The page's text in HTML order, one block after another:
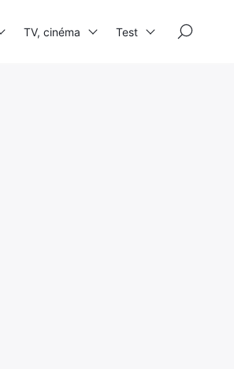
TV, cinéma Test